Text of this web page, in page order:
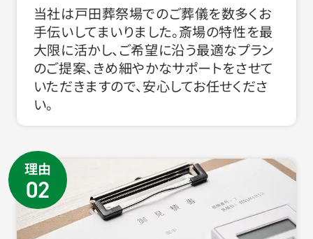
当社は戸田葬祭場でのご葬儀を数多くお
手伝いしてまいりました。斎場の特性を最
大限に活かし、ご希望に沿う最適なプラン
のご提案、きめ細やかなサポートをさせて
いただきますので、安心してお任せくださ
い。
理由
02